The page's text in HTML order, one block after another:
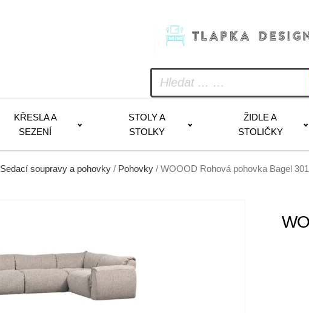
KŘESLA A
SEZENÍ
STOLY A
STOLKY
ŽIDLE A
STOLIČKY
Sedací soupravy a pohovky / Pohovky / WOOOD Rohová pohovka Bagel